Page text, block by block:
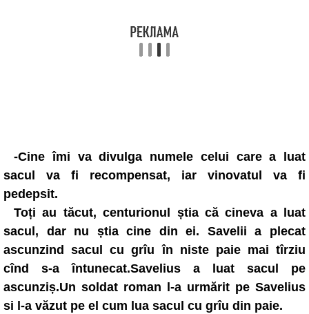
-Cine îmi va divulga numele celui care a luat
sacul va fi recompensat, iar vinovatul va fi
pedepsit.
Toți au tăcut, centurionul știa că cineva a luat
sacul, dar nu știa cine din ei. Savelii a plecat
ascunzind sacul cu grîu în niste paie mai tîrziu
cînd s-a întunecat.Savelius a luat sacul pe
ascunziș.Un soldat roman l-a urmărit pe Savelius
si l-a văzut pe el cum lua sacul cu grîu din paie.